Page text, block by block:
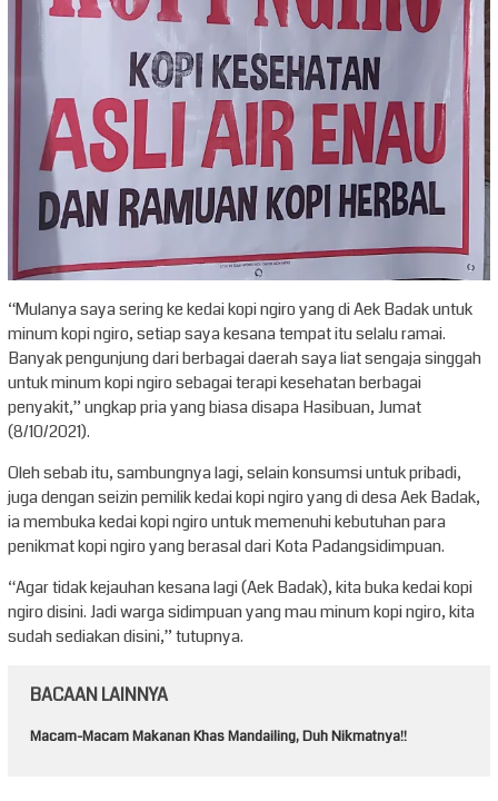
“Mulanya saya sering ke kedai kopi ngiro yang di Aek Badak untuk
minum kopi ngiro, setiap saya kesana tempat itu selalu ramai.
Banyak pengunjung dari berbagai daerah saya liat sengaja singgah
untuk minum kopi ngiro sebagai terapi kesehatan berbagai
penyakit,” ungkap pria yang biasa disapa Hasibuan, Jumat
(8/10/2021).
Oleh sebab itu, sambungnya lagi, selain konsumsi untuk pribadi,
juga dengan seizin pemilik kedai kopi ngiro yang di desa Aek Badak,
ia membuka kedai kopi ngiro untuk memenuhi kebutuhan para
penikmat kopi ngiro yang berasal dari Kota Padangsidimpuan.
“Agar tidak kejauhan kesana lagi (Aek Badak), kita buka kedai kopi
ngiro disini. Jadi warga sidimpuan yang mau minum kopi ngiro, kita
sudah sediakan disini,” tutupnya.
BACAAN LAINNYA
Macam-Macam Makanan Khas Mandailing, Duh Nikmatnya!!